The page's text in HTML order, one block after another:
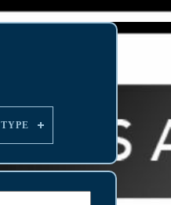
TYPE